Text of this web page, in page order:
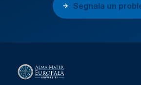
Segnala un